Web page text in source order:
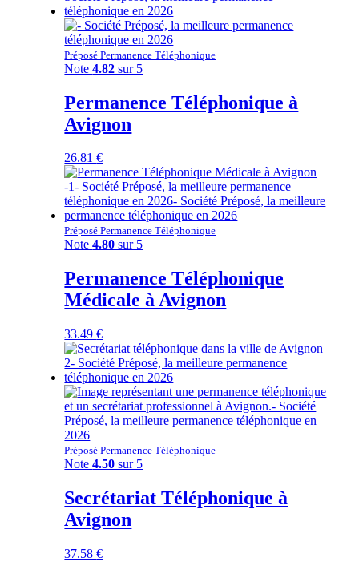
Préposé Permanence Téléphonique
Note4.82 sur 5
Permanence Téléphonique à
Avignon
26.81€
Préposé Permanence Téléphonique
Note4.80 sur 5
Permanence Téléphonique
Médicale à Avignon
33.49€
Préposé Permanence Téléphonique
Note4.50 sur 5
Secrétariat Téléphonique à
Avignon
37.58€